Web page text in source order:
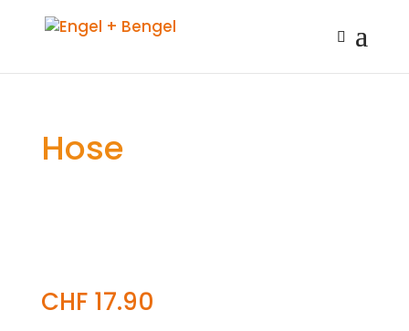
Hose
CHF17.90